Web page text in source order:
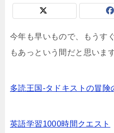
今年も早いもので、もうす
もあっという間だと思います
多読王国-タドキストの冒険
英語学習1000時間クエスト